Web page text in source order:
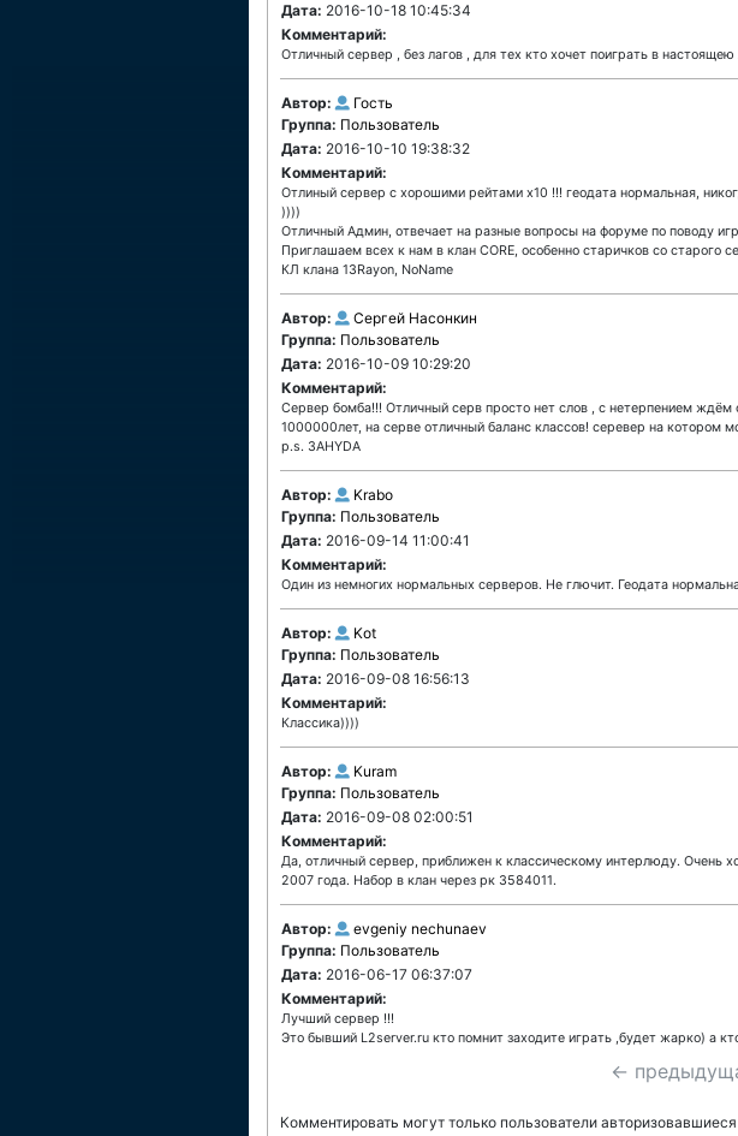
Дата: 2016-10-18 10:45:34
Комментарий:
Отличный сервер , без лагов , для тех кто хочет поиграть в
Автор:
Гость
Группа: Пользователь
Дата: 2016-10-10 19:38:32
Комментарий:
Отлиный сервер с хорошими рейтами х10 !!! геодата нормальная,
))))
Отличный Админ, отвечает на разные вопросы на форуме по поводу
Приглашаем всех к нам в клан CORE, особенно старичков со старого
КЛ клана 13Rayon, NoName
Автор:
Сергей Насонкин
Группа: Пользователь
Дата: 2016-10-09 10:29:20
Комментарий:
Сервер бомба!!! Отличный серв просто нет слов , с нетерпением
1000000лет, на серве отличный баланс классов! серевер на котором
p.s. 3AHYDA
Автор:
Krabo
Группа: Пользователь
Дата: 2016-09-14 11:00:41
Комментарий:
Один из немногих нормальных серверов. Не глючит. Геодата
Автор:
Kot
Группа: Пользователь
Дата: 2016-09-08 16:56:13
Комментарий:
Классика))))
Автор:
Kuram
Группа: Пользователь
Дата: 2016-09-08 02:00:51
Комментарий:
Да, отличный сервер, приближен к классическому интерлюду. Очень
2007 года. Набор в клан через рк 3584011.
Автор:
evgeniy nechunaev
Группа: Пользователь
Дата: 2016-06-17 06:37:07
Комментарий:
Лучший сервер !!!
Это бывший L2server.ru кто помнит заходите играть ,будет жарко) а
←
Комментировать могут только пользователи